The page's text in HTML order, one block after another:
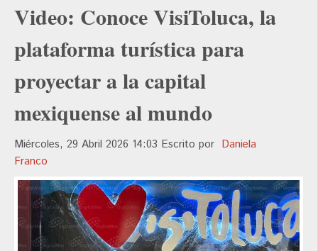
Video: Conoce VisiToluca, la
plataforma turística para
proyectar a la capital
mexiquense al mundo
Miércoles, 29 Abril 2026 14:03 Escrito por Daniela
Franco